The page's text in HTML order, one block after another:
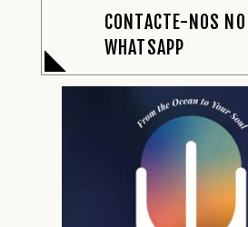
CONTACTE-NOS NO
WHATSAPP